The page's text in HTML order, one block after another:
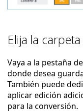
Elija la
Vaya a la pestaña de
donde desea
También puede
aplicar edición
para la conversión.